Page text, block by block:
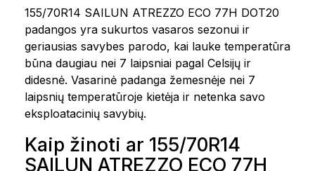
155/70R14 SAILUN ATREZZO ECO 77H DOT20
padangos yra sukurtos vasaros sezonui ir
geriausias savybes parodo, kai lauke temperatūra
būna daugiau nei 7 laipsniai pagal Celsijų ir
didesnė. Vasarinė padanga žemesnėje nei 7
laipsnių temperatūroje kietėja ir netenka savo
eksploatacinių savybių.
Kaip žinoti ar 155/70R14
SAILUN ATREZZO ECO 77H